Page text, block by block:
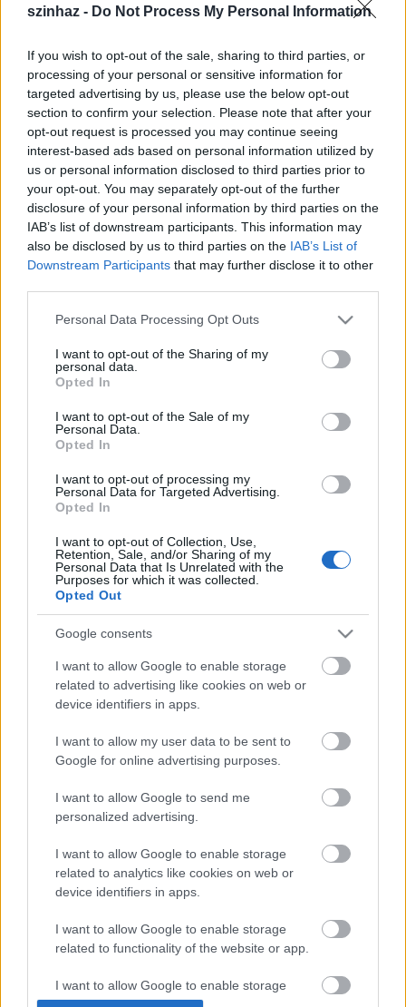
szinhaz - Do Not Process My Personal Information
If you wish to opt-out of the sale, sharing to third parties, or
processing of your personal or sensitive information for
targeted advertising by us, please use the below opt-out
section to confirm your selection. Please note that after your
opt-out request is processed you may continue seeing
interest-based ads based on personal information utilized by
us or personal information disclosed to third parties prior to
your opt-out. You may separately opt-out of the further
disclosure of your personal information by third parties on the
IAB’s list of downstream participants. This information may
also be disclosed by us to third parties on the IAB’s List of
Downstream Participants that may further disclose it to other
Please note that this website/app uses one or more Google
not limited to your visit or usage behaviour. You may click to
grant or deny consent to Google and its third-party tags to
use your data for below specified purposes in below Google
consent section.
Personal Data Processing Opt Outs
I want to opt-out of the Sharing of my
personal data.
Opted In
I want to opt-out of the Sale of my
Personal Data.
Opted In
I want to opt-out of processing my
Personal Data for Targeted Advertising.
Opted In
I want to opt-out of Collection, Use,
Retention, Sale, and/or Sharing of my
Personal Data that Is Unrelated with the
Purposes for which it was collected.
Opted Out
Google consents
I want to allow Google to enable storage
related to advertising like cookies on web or
device identifiers in apps.
I want to allow my user data to be sent to
Google for online advertising purposes.
I want to allow Google to send me
personalized advertising.
I want to allow Google to enable storage
related to analytics like cookies on web or
device identifiers in apps.
I want to allow Google to enable storage
related to functionality of the website or app.
I want to allow Google to enable storage
értetlensége, blődségbe forduló válasz- és
néző/olvasó befogadó pozícióit kérdőjelezi meg. Az ő
megoldásaik értelmetlen szövegkazlakká válnak
ebben a kontextusban, az Első Utasé éppúgy ("Én
tudós vagyok... / ... / Én a látásmódokat változtatom
meg."), mint a Másodiké ("Én előnyben részesítem a
probléma megoldását. A megoldást. Egy egyszerű
urna és egy halotti bizonyítvány révén."), nem is
beszélve a kizárólag saját céljaira koncentráló
Kurátornőről és az Újságírónőről, vagy épp a
felelőtlenül segédkező Újságíróról, akinek
"segítsége" a harmadik világot jószívűen megsegítő
Nyugat tetteinek metaforájaként olvasható.
Margareth Obexer
Olaszországban. Berlinben él.
1991-től összehasonlító irodalmat, filozófiát,
színháztudományt és romanisztikát tanult Bécsben,
1993-ban részt vett Wolfgang Bauer
költészetkurzusán, ugyanebben az évben
tanulmányait a berlini Freie Universitäten és a
Humbolt Egyetemen folytatta, általános és
összehasonlító irodalom, filozófia és romanisztika
szakokon.
A berlini Sprechtheater am Literarischen Colloquium
íróműhelye és az Akademie der Künste ösztöndíjasa.
2000-ben fejezi be tanulmányait, szakdolgozatát
Hans Henny Jahnn Fluss ohne Ufer (Part nélküli
folyó) című regénytrilógiájának
szubjektumfogalmáról írta. A WDR-nél dolgozik
rádiójátékok dramaturgjaként. 2003-ban a berlini
Universität der Künste vendégtanáraként színpadi
írást tanít. 2004 óta a Freitag című hetilap irodalmi
szerkesztője.
Színdarabok, rádiójátékok, elbeszélések, valamint
recenziók szerzője, olasz nyelből fordít.
Támogatónk: Nemzeti Kulturális Örökség
Minisztériuma
forrás:JAK